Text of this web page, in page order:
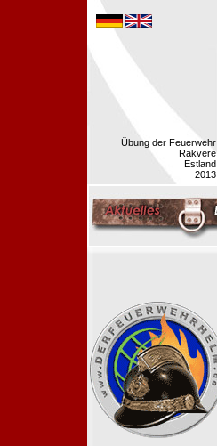
Übung der Feuerwehr
Rakvere
Estland
2013